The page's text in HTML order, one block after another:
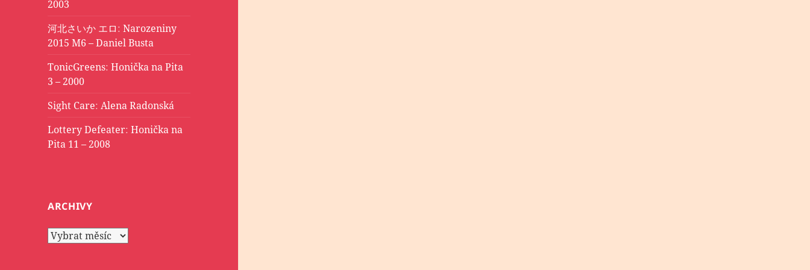
2003
河北さいか エロ:Narozeniny
2015 M6 – Daniel Busta
TonicGreens:Honička na Pita
3 – 2000
Sight Care:Alena Radonská
Lottery Defeater:Honička na
Pita 11 – 2008
ARCHIVY
Archivy